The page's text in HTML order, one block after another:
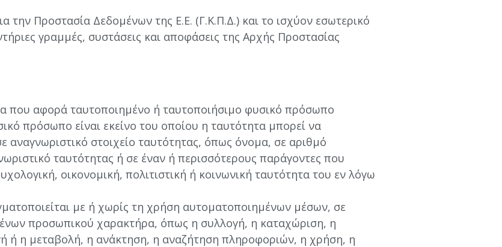
την Προστασία Δεδομένων της Ε.Ε. (Γ.Κ.Π.Δ.) και το ισχύον εσωτερικό
γραμμές, συστάσεις και αποφάσεις της Αρχής Προστασίας
που αφορά ταυτοποιημένο ή ταυτοποιήσιμο φυσικό πρόσωπο
πρόσωπο είναι εκείνο του οποίου η ταυτότητα μπορεί να
στοιχείο ταυτότητας, όπως όνομα, σε αριθμό
ταυτότητας ή σε έναν ή περισσότερους παράγοντες που
οικονομική, πολιτιστική ή κοινωνική ταυτότητα του εν λόγω
με ή χωρίς τη χρήση αυτοματοποιημένων μέσων, σε
προσωπικού χαρακτήρα, όπως η συλλογή, η καταχώριση, η
η μεταβολή, η ανάκτηση, η αναζήτηση πληροφοριών, η χρήση, η